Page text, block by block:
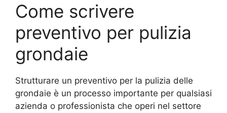
Come scrivere
preventivo per pulizia
grondaie
Strutturare un preventivo per la pulizia delle
grondaie è un processo importante per qualsiasi
azienda o professionista che operi nel settore